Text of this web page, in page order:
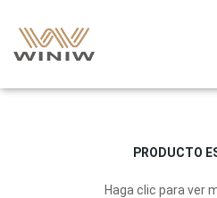
PRODUCTO
Haga clic para ver